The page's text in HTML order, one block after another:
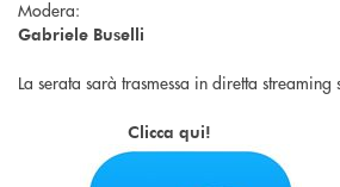
Modera:
Gabriele Buselli
La serata sarà trasmessa in diretta streaming
Clicca qui!